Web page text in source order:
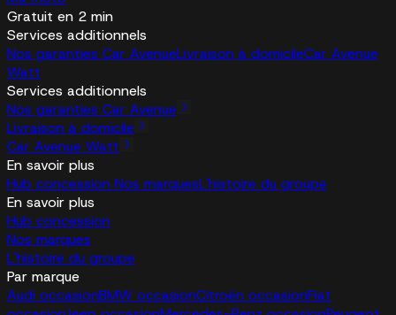
Gratuit en 2 min
Services additionnels
Nos garanties Car AvenueLivraison à domicileCar Avenue
Watt
Services additionnels
Nos garanties Car Avenue
Livraison à domicile
Car Avenue Watt
En savoir plus
Hub concession Nos marquesL'histoire du groupe
En savoir plus
Hub concession
Nos marques
L'histoire du groupe
Par marque
Audi occasionBMW occasionCitroën occasionFiat